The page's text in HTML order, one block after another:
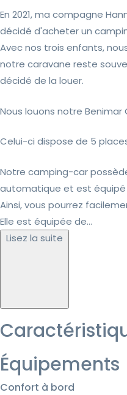
En 2021, ma compagne
décidé d'acheter un
Avec nos trois enfants,
notre caravane reste
décidé de la louer.
Nous louons notre Benimar
Celui-ci dispose de 5
Notre camping-car
automatique et est équipé
Ainsi, vous pourrez
Elle est équipée de...
Lisez la suite
Équipements
Confort à bord